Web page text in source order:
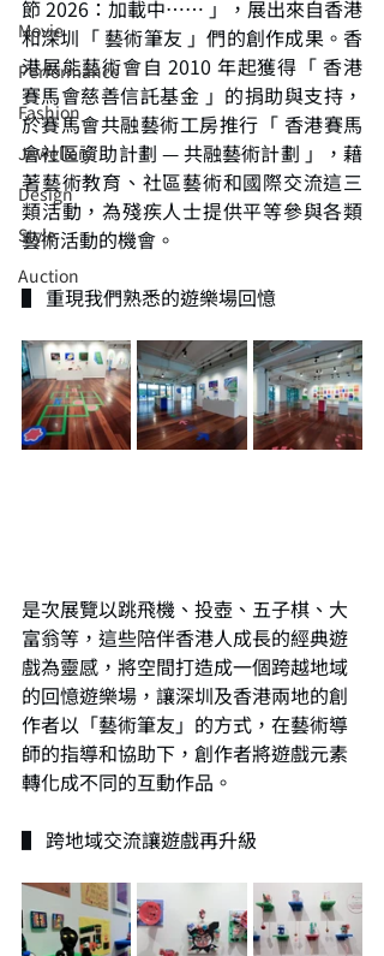
⁠⁠Movie
⁠⁠Performance
⁠Fashion
⁠⁠Jewellery
Design
Style
Auction
節 2026：加載中…… 」，展出來自香港
和深圳「 藝術筆友 」們的創作成果。香
港展能藝術會自 2010 年起獲得「 香港
賽馬會慈善信託基金 」的捐助與支持，
於賽馬會共融藝術工房推行「 香港賽馬
會社區資助計劃 — 共融藝術計劃 」，藉
著藝術教育、社區藝術和國際交流這三
類活動，為殘疾人士提供平等參與各類
藝術活動的機會。
▌ 重現我們熟悉的遊樂場回憶
是次展覽以跳飛機、投壺、五子棋、大
富翁等，這些陪伴香港人成長的經典遊
戲為靈感，將空間打造成一個跨越地域
的回憶遊樂場，讓深圳及香港兩地的創
作者以「藝術筆友」的方式，在藝術導
師的指導和協助下，創作者將遊戲元素
轉化成不同的互動作品。
▌ 跨地域交流讓遊戲再升級